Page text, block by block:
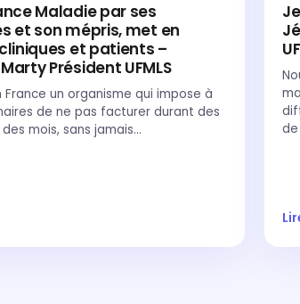
Maladie par ses
et son mépris, met en
et patients –
Président UFMLS
France un organisme qui impose à
de ne pas facturer durant des
mois, sans jamais…